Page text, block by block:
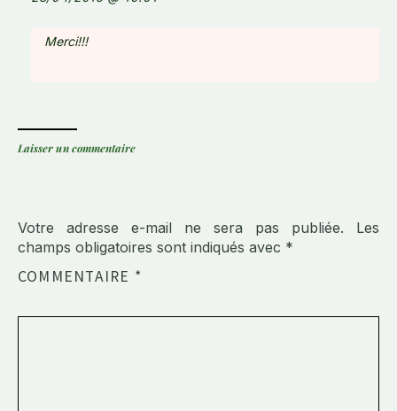
Merci!!!
Laisser un commentaire
Votre adresse e-mail ne sera pas publiée.
Les
champs obligatoires sont indiqués avec *
COMMENTAIRE *